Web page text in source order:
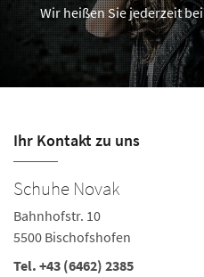
Wir heißen Sie jederzeit
Ihr Kontakt zu uns
Schuhe Novak
Bahnhofstr. 10
5500 Bischofshofen
Tel. +43 (6462) 2385